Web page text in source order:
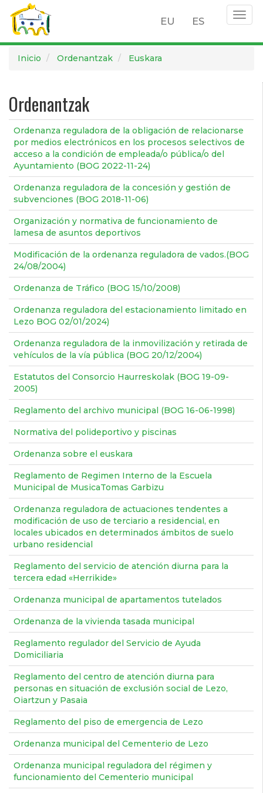
EU ES
Inicio Ordenantzak Euskara
Ordenantzak
Ordenanza reguladora de la obligación de relacionarse
por medios electrónicos en los procesos selectivos de
acceso a la condición de empleada/o pública/o del
Ayuntamiento (BOG 2022-11-24)
Ordenanza reguladora de la concesión y gestión de
subvenciones (BOG 2018-11-06)
Organización y normativa de funcionamiento de
lamesa de asuntos deportivos
Modificación de la ordenanza reguladora de vados.(BOG
24/08/2004)
Ordenanza de Tráfico (BOG 15/10/2008)
Ordenanza reguladora del estacionamiento limitado en
Lezo BOG 02/01/2024)
Ordenanza reguladora de la inmovilización y retirada de
vehículos de la vía pública (BOG 20/12/2004)
Estatutos del Consorcio Haurreskolak (BOG 19-09-
2005)
Reglamento del archivo municipal (BOG 16-06-1998)
Normativa del polideportivo y piscinas
Ordenanza sobre el euskara
Reglamento de Regimen Interno de la Escuela
Municipal de MusicaTomas Garbizu
Ordenanza reguladora de actuaciones tendentes a
modificación de uso de terciario a residencial, en
locales ubicados en determinados ámbitos de suelo
urbano residencial
Reglamento del servicio de atención diurna para la
tercera edad «Herrikide»
Ordenanza municipal de apartamentos tutelados
Ordenanza de la vivienda tasada municipal
Reglamento regulador del Servicio de Ayuda
Domiciliaria
Reglamento del centro de atención diurna para
personas en situación de exclusión social de Lezo,
Oiartzun y Pasaia
Reglamento del piso de emergencia de Lezo
Ordenanza municipal del Cementerio de Lezo
Ordenanza municipal reguladora del régimen y
funcionamiento del Cementerio municipal